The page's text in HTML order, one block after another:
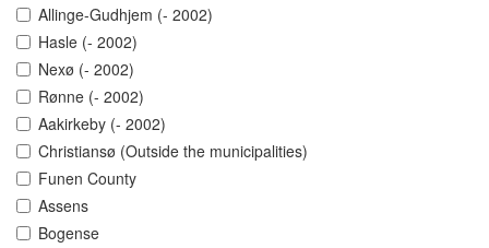
Allinge-Gudhjem (- 2002)
Hasle (- 2002)
Nexø (- 2002)
Rønne (- 2002)
Aakirkeby (- 2002)
Christiansø (Outside the municipalities)
Funen County
Assens
Bogense